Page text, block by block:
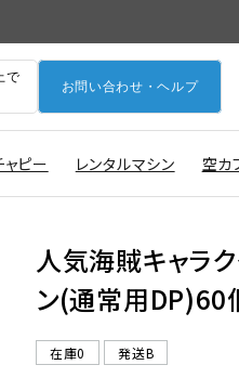
で
お問い合わせ・ヘルプ
ャピー レンタルマシン 空カ
人気海賊キャラ
ン(通常用DP)60
在庫0 発送B